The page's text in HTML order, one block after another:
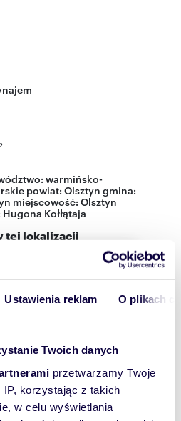
Ustawienia reklam O plikach
Twoich danych
przetwarzamy Twoje
IP, korzystając z takich
w celu wyświetlania
2
warmińsko-
powiat: Olsztyn gmina:
miejscowość: Olsztyn
Hugona Kołłątaja
tej lokalizacji